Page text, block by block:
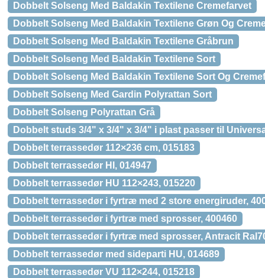
Dobbelt Solseng Med Baldakin Textilene Cremefarvet
Dobbelt Solseng Med Baldakin Textilene Grøn Og
Dobbelt Solseng Med Baldakin Textilene Gråbrun
Dobbelt Solseng Med Baldakin Textilene Sort
Dobbelt Solseng Med Baldakin Textilene Sort Og
Dobbelt Solseng Med Gardin Polyrattan Sort
Dobbelt Solseng Polyrattan Grå
Dobbelt studs 3/4" x 3/4" x 3/4" i plast passer til
Dobbelt terrassedør 112×236 cm, 015183
Dobbelt terrassedør HI, 014947
Dobbelt terrassedør HU 112×243, 015220
Dobbelt terrassedør i fyrtræ med 2 store energiruder,
Dobbelt terrassedør i fyrtræ med sprosser, 400460
Dobbelt terrassedør i fyrtræ med sprosser, Antracit
Dobbelt terrassedør med sideparti HU, 014689
Dobbelt terrassedør VU 112×244, 015218